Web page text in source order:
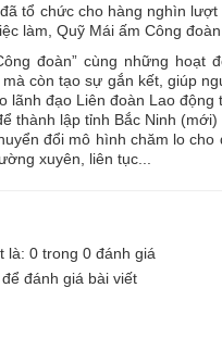
tổ chức cho hàng nghìn
làm, Quỹ Mái ấm Công
đoàn” cùng những hoạt
còn tạo sự gắn kết, giúp
lãnh đạo Liên đoàn Lao
thành lập tỉnh Bắc Ninh
đổi mô hình chăm lo
xuyên, liên tục...
là: 0 trong 0 đánh giá
đánh giá bài viết